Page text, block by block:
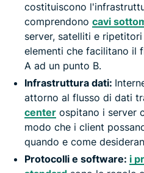
costituiscono
comprendono cavi
server, satelliti e
elementi che facilitano il
A ad un punto B.
Infrastruttura dati:
attorno al flusso di dati
center ospitano i server
modo che i client
quando e come
Protocolli e software: i